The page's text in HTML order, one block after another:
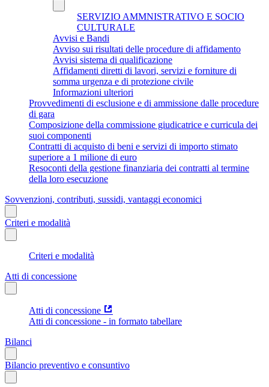
SERVIZIO AMMNISTRATIVO E SOCIO
CULTURALE
Avvisi e Bandi
Avviso sui risultati delle procedure di affidamento
Avvisi sistema di qualificazione
Affidamenti diretti di lavori, servizi e forniture di
somma urgenza e di protezione civile
Informazioni ulteriori
Provvedimenti di esclusione e di ammissione dalle procedure
di gara
Composizione della commissione giudicatrice e curricula dei
suoi componenti
Contratti di acquisto di beni e servizi di importo stimato
superiore a 1 milione di euro
Resoconti della gestione finanziaria dei contratti al termine
della loro esecuzione
Sovvenzioni, contributi, sussidi, vantaggi economici
Criteri e modalità
Criteri e modalità
Atti di concessione
Atti di concessione
Atti di concessione - in formato tabellare
Bilanci
Bilancio preventivo e consuntivo